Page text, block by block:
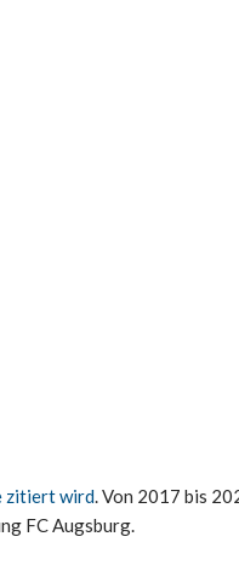
zitiert wird. Von 2017 bis
FC Augsburg.